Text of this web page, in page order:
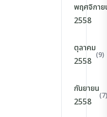
พฤศจิกาย
2558
ตุลาคม
2558
(9)
กันยายน
2558
(7)